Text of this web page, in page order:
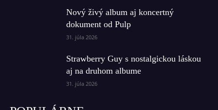
Nový živý album aj koncertný
dokument od Pulp
31. júla 2026
Strawberry Guy s nostalgickou láskou
aj na druhom albume
31. júla 2026